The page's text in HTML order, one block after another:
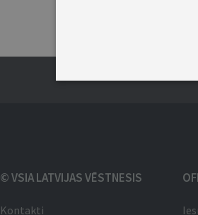
© VSIA LATVIJAS VĒSTNESIS
Kontakti